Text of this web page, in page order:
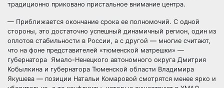
традиционно приковано пристальное внимание центра.
— Приближается окончание срока ее полномочий. С одной
стороны, это достаточно успешный динамичный регион, один из
оплотов стабильности в России, а с другой — многие считают,
что на фоне представителей «тюменской матрешки» —
губернатора Ямало-Ненецкого автономного округа Дмитрия
Кобылкина и губернатора Тюменской области Владимира
Якушева — позиции Натальи Комаровой смотрятся менее ярко и